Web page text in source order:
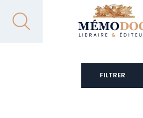
FILTRER